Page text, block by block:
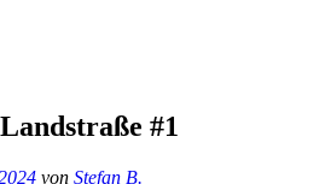
#1
von Stefan B.